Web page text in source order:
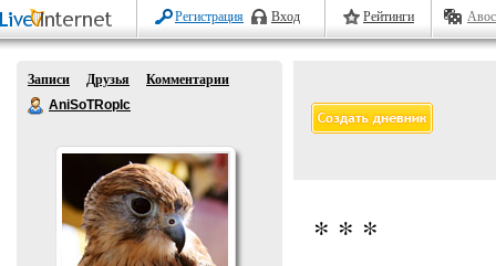
Регистрация Вход Рейтинги
Записи Друзья
Комментарии
AniSoTRopIc
* * *